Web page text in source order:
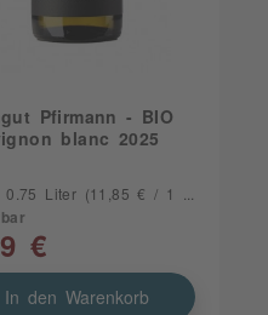
Pfirmann - BIO
blanc 2025
0.75 Liter
(11,85 € / 1 Liter)
€
In den Warenkorb